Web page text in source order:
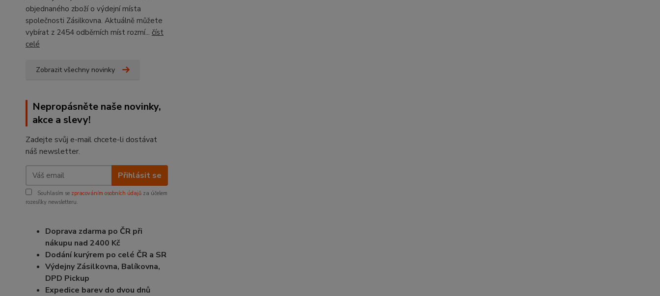
objednaného zboží o výdejní místa
společnosti Zásilkovna. Aktuálně můžete
vybírat z 2454 odběrních míst rozmí... číst
celé
Zobrazit všechny novinky
Nepropásněte naše novinky,
akce a slevy!
Zadejte svůj e-mail chcete-li dostávat
náš newsletter.
Přihlásit se
Souhlasím se zpracováním osobních údajů za účelem
rozesílky newsletteru.
Doprava zdarma po ČR při
nákupu nad 2400 Kč
Dodání kurýrem po celé ČR a SR
Výdejny Zásilkovna, Balíkovna,
DPD Pickup
Expedice barev do dvou dnů